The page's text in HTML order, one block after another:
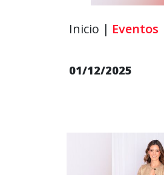
Inicio | Eventos
01/12/2025